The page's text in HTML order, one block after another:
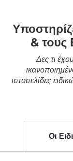
& τους
Δες τι
ιστοσελίδες
Οι